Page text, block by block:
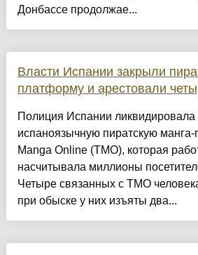
Донбассе продолжае...
Власти Испании закрыли
платформу и арестовали
Полиция Испании
испаноязычную пиратскую
Manga Online (TMO), которая
насчитывала миллионы
Четыре связанных с TMO
при обыске у них изъяты два...